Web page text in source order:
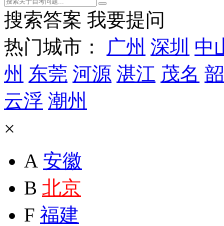
搜索答案 我要提问
热门城市：
广州 深圳 中
州 东莞 河源 湛江 茂名
云浮 潮州
×
A 安徽
B 北京
F 福建